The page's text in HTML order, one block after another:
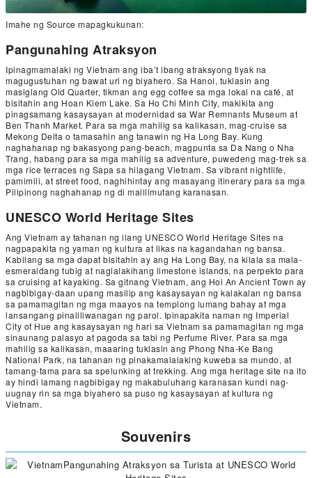
Imahe ng Source mapagkukunan:
Pangunahing Atraksyon
Ipinagmamalaki ng Vietnam ang iba’t ibang atraksyong tiyak na
magugustuhan ng bawat uri ng biyahero. Sa Hanoi, tuklasin ang
masiglang Old Quarter, tikman ang egg coffee sa mga lokal na café, at
bisitahin ang Hoan Kiem Lake. Sa Ho Chi Minh City, makikita ang
pinagsamang kasaysayan at modernidad sa War Remnants Museum at
Ben Thanh Market. Para sa mga mahilig sa kalikasan, mag-cruise sa
Mekong Delta o tamasahin ang tanawin ng Ha Long Bay. Kung
naghahanap ng bakasyong pang-beach, magpunta sa Da Nang o Nha
Trang, habang para sa mga mahilig sa adventure, puwedeng mag-trek sa
mga rice terraces ng Sapa sa hilagang Vietnam. Sa vibrant nightlife,
pamimili, at street food, naghihintay ang masayang itinerary para sa mga
Pilipinong naghahanap ng di malilimutang karanasan.
UNESCO World Heritage Sites
Ang Vietnam ay tahanan ng ilang UNESCO World Heritage Sites na
nagpapakita ng yaman ng kultura at likas na kagandahan ng bansa.
Kabilang sa mga dapat bisitahin ay ang Ha Long Bay, na kilala sa mala-
esmeraldang tubig at naglalakihang limestone islands, na perpekto para
sa cruising at kayaking. Sa gitnang Vietnam, ang Hoi An Ancient Town ay
nagbibigay-daan upang masilip ang kasaysayan ng kalakalan ng bansa
sa pamamagitan ng mga maayos na templong lumang bahay at mga
lansangang pinaliliwanagan ng parol. Ipinapakita naman ng Imperial
City of Hue ang kasaysayan ng hari sa Vietnam sa pamamagitan ng mga
sinaunang palasyo at pagoda sa tabi ng Perfume River. Para sa mga
mahilig sa kalikasan, maaaring tuklasin ang Phong Nha-Ke Bang
National Park, na tahanan ng pinakamalalaking kuweba sa mundo, at
tamang-tama para sa spelunking at trekking. Ang mga heritage site na ito
ay hindi lamang nagbibigay ng makabuluhang karanasan kundi nag-
uugnay rin sa mga biyahero sa puso ng kasaysayan at kultura ng
Vietnam.
Souvenirs